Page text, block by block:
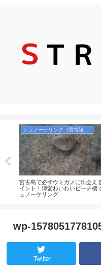
シュノーケリング（宮古諸島）
宮古島で必ずウミガメに出会え
イント！博愛わいわいビーチ横
ュノーケリング
wp-
Twitter